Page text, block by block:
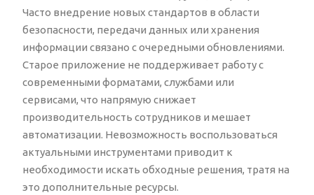
Часто внедрение новых стандартов в области
безопасности, передачи данных или хранения
информации связано с очередными обновлениями.
Старое приложение не поддерживает работу с
современными форматами, службами или
сервисами, что напрямую снижает
производительность сотрудников и мешает
автоматизации. Невозможность воспользоваться
актуальными инструментами приводит к
необходимости искать обходные решения, тратя на
это дополнительные ресурсы.